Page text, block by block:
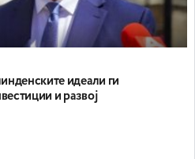
идеали ги
и развој